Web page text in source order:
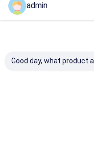
Rekomendasi Produk
admin
Good day, what product